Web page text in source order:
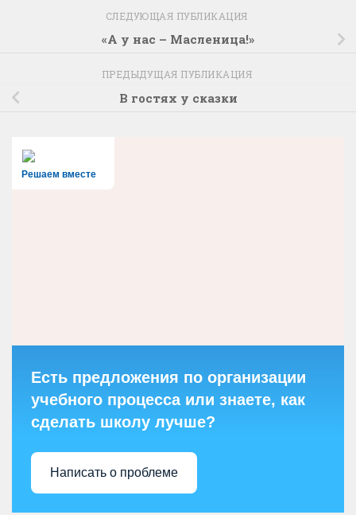
СЛЕДУЮЩАЯ ПУБЛИКАЦИЯ
«А у нас – Масленица!»
ПРЕДЫДУЩАЯ ПУБЛИКАЦИЯ
В гостях у сказки
Решаем вместе
Есть предложения по организации
учебного процесса или знаете, как
сделать школу лучше?
Написать о проблеме